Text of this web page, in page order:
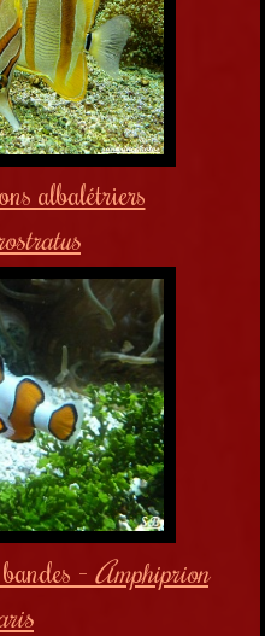
albalétriers
- Amphiprion